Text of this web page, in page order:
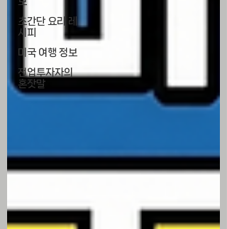
초간단 요리 레
시피
미국 여행 정보
전업투자자의
혼잣말